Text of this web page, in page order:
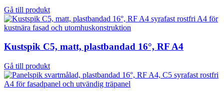
Gå till produkt
Kustspik C5, matt, plastbandad 16°, RF A4
Gå till produkt